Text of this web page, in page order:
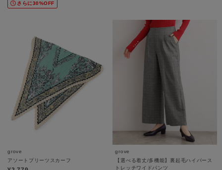
さらに30%OFF
grove
アソートプリーツスカーフ
grove
【選べる着丈/多機能】裏起毛ハイパース
トレッチワイドパンツ